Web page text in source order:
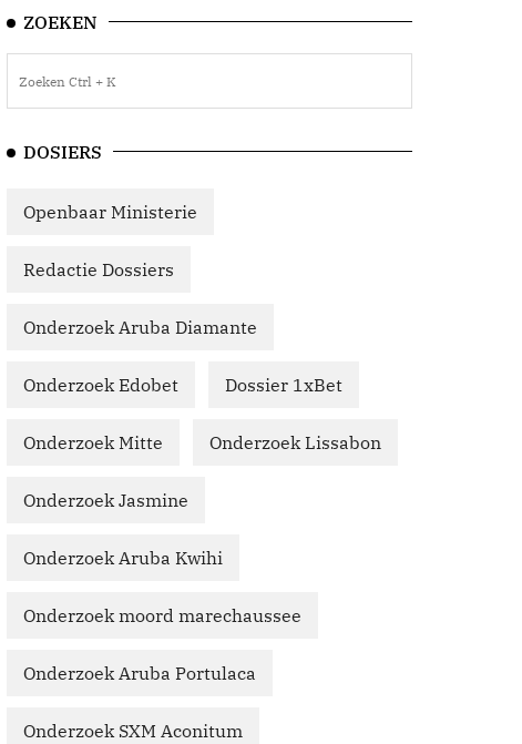
ZOEKEN
DOSIERS
Openbaar Ministerie
Redactie Dossiers
Onderzoek Aruba Diamante
Onderzoek Edobet Dossier 1xBet
Onderzoek Mitte Onderzoek Lissabon
Onderzoek Jasmine
Onderzoek Aruba Kwihi
Onderzoek moord marechaussee
Onderzoek Aruba Portulaca
Onderzoek SXM Aconitum